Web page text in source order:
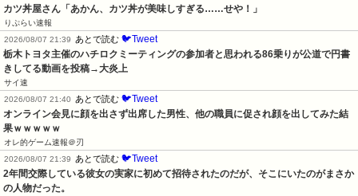
カツ丼屋さん「あかん、カツ丼が美味しすぎる……せや！」
りぷらい速報
2026/08/07 21:39
あとで読む 🐦Tweet
栃木トヨタ主催のハチロクミーティングの参加者と思われる86乗りが公道で円書
きしてる動画を投稿→大炎上
サイ速
2026/08/07 21:40
あとで読む 🐦Tweet
オンライン会見に顔を出さず出席した男性、他の職員に促され顔を出してみた結
果ｗｗｗｗｗ
オレ的ゲーム速報＠刃
2026/08/07 21:39
あとで読む 🐦Tweet
2年間交際している彼女の実家に初めて招待されたのだが、そこにいたのがまさか
の人物だった。